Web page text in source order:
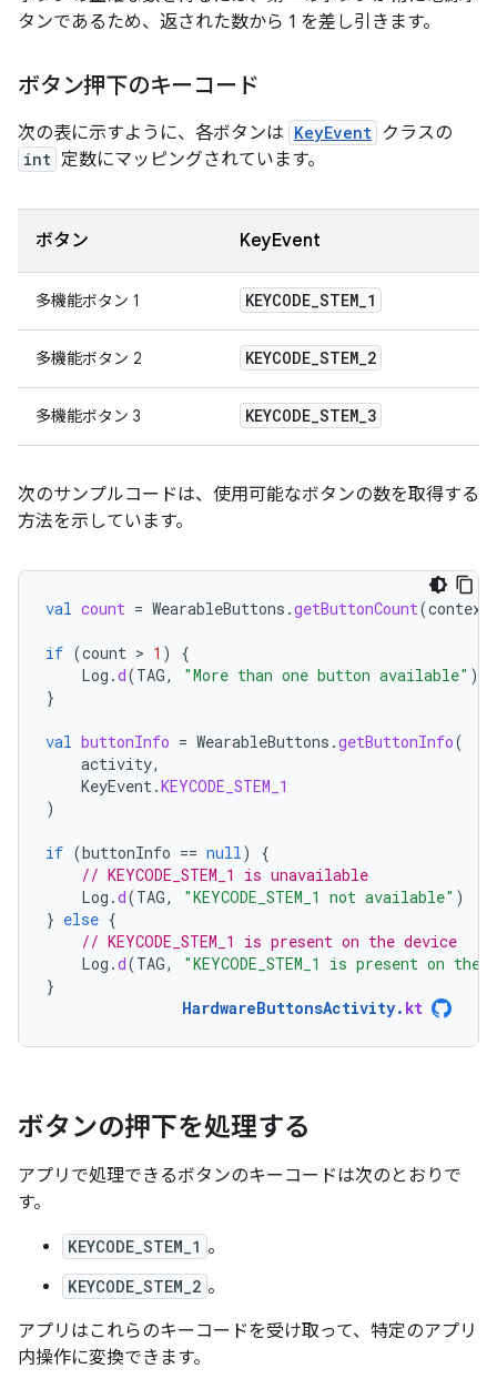
タンであるため、返された数から 1 を差し引きます。
ボタン押下のキーコード
次の表に示すように、各ボタンは KeyEvent クラスの
int 定数にマッピングされています。
ボタン KeyEvent
多機能ボタン 1 KEYCODE_STEM_1
多機能ボタン 2 KEYCODE_STEM_2
多機能ボタン 3 KEYCODE_STEM_3
次のサンプルコードは、使用可能なボタンの数を取得する
方法を示しています。
val count = WearableButtons .getButtonCount(context
if (count > 1 )
{
Log .d(TAG, "More than one button available" )
}
val buttonInfo = WearableButtons .getButtonInfo(
activity,
KeyEvent.KEYCODE_STEM_1
)
if (buttonInfo == null)
{
// KEYCODE_STEM_1 is unavailable
Log .d(TAG, "KEYCODE_STEM_1 not available" )
} else {
// KEYCODE_STEM_1 is present on the device
Log .d(TAG,
"KEYCODE_STEM_1 is present on the
}
HardwareButtonsActivity. kt
ボタンの押下を処理する
アプリで処理できるボタンのキーコードは次のとおりで
す。
KEYCODE_STEM_1 。
KEYCODE_STEM_2 。
アプリはこれらのキーコードを受け取って、特定のアプリ
内操作に変換できます。